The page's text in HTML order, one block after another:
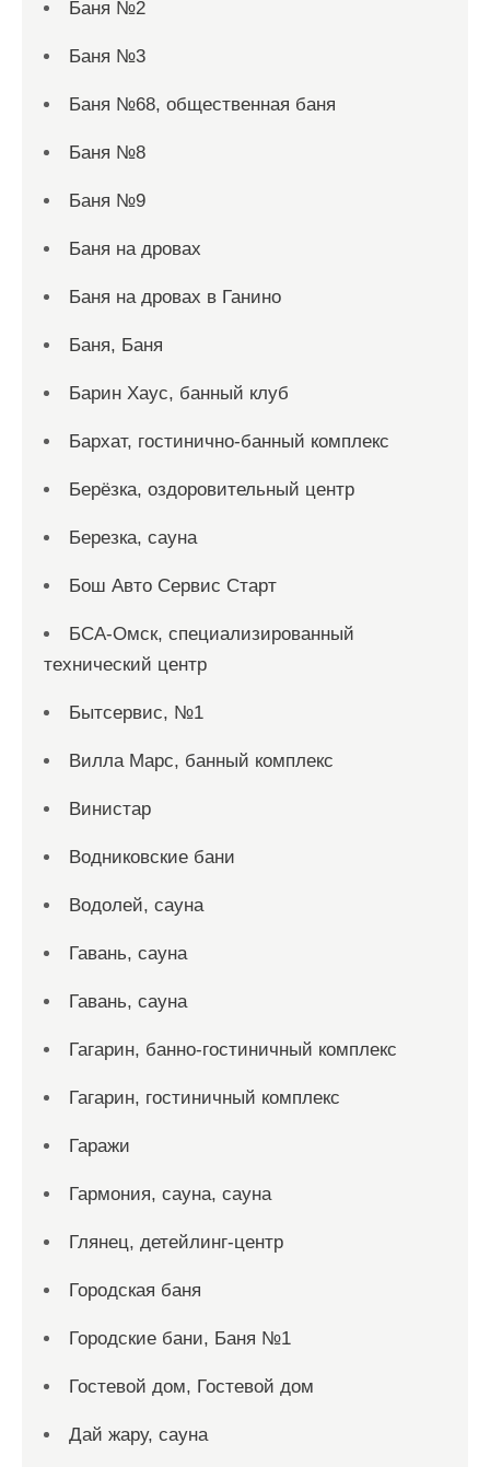
Баня №2
Баня №3
Баня №68, общественная баня
Баня №8
Баня №9
Баня на дровах
Баня на дровах в Ганино
Баня, Баня
Барин Хаус, банный клуб
Бархат, гостинично-банный комплекс
Берёзка, оздоровительный центр
Березка, сауна
Бош Авто Сервис Старт
БСА-Омск, специализированный
технический центр
Бытсервис, №1
Вилла Марс, банный комплекс
Винистар
Водниковские бани
Водолей, сауна
Гавань, сауна
Гавань, сауна
Гагарин, банно-гостиничный комплекс
Гагарин, гостиничный комплекс
Гаражи
Гармония, сауна, сауна
Глянец, детейлинг-центр
Городская баня
Городские бани, Баня №1
Гостевой дом, Гостевой дом
Дай жару, сауна